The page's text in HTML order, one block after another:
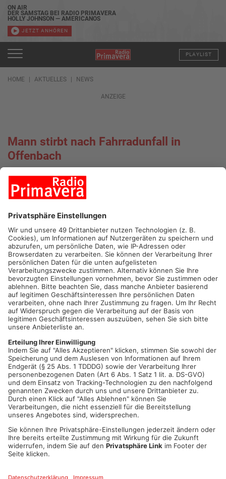
ON AIR
DER SAMSTAG BEI RADIO PRIMAVERA
HOLLY JOHNSON — AMERICANOS
JETZT ANHÖREN
PLAYLIST
HOME AKTUELLES NEWS
ANZEIGE
Mann stirbt nach Fahrradunfall in
Offenbach
11.07.2022, 15:30 UHR
OFFENBACH/RODGAU.Ein 75 Jahre alter Mann ist am
Sonntagmorgen in Folge eines Sturzes mit seinem Fahrrad
verstorben. Der Mann aus Rodgau war gegen 9.30 Uhr mit
seinem Trekkingrad in der Heinrich-Krumm-Straße unterwegs,
als er Zeugenangaben zufolge im Einmündungsbereich
Seligenstädter Straße offenbar mit dem Vorderrad gegen einen
Bordstein stieß und zu Boden stürzte. Mit schweren
Zeit später jedoch verstarb.
Quelle: Polizei Südosthessen
Artikel teilen